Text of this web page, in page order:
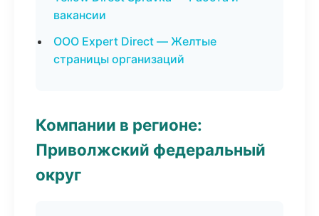
вакансии
ООО Expert Direct — Желтые
страницы организаций
Компании в регионе:
Приволжский федеральный
округ